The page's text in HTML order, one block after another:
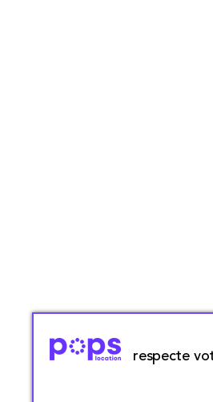
respecte